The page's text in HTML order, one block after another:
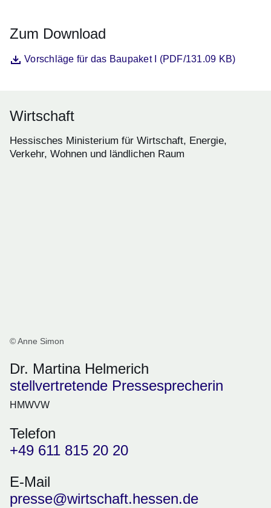
Zum Download
DateiVorschläge für das Baupaket I (PDF/131.09 KB)
Öffnet sich in einem neuen Fenster
Wirtschaft
Hessisches Ministerium für Wirtschaft, Energie,
Verkehr, Wohnen und ländlichen Raum
© Anne Simon
Dr. Martina Helmerich
stellvertretende Pressesprecherin
HMWVW
Telefon
+49 611 815 20 20
E-Mail
presse@wirtschaft.hessen.de